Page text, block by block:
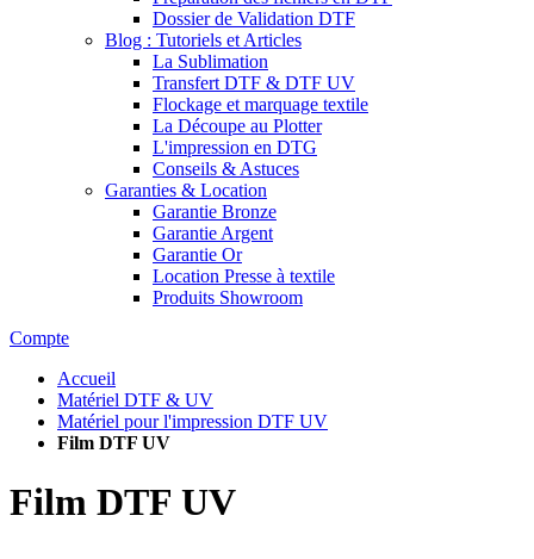
Dossier de Validation DTF
Blog : Tutoriels et Articles
La Sublimation
Transfert DTF & DTF UV
Flockage et marquage textile
La Découpe au Plotter
L'impression en DTG
Conseils & Astuces
Garanties & Location
Garantie Bronze
Garantie Argent
Garantie Or
Location Presse à textile
Produits Showroom
Compte
Accueil
Matériel DTF & UV
Matériel pour l'impression DTF UV
Film DTF UV
Film DTF UV